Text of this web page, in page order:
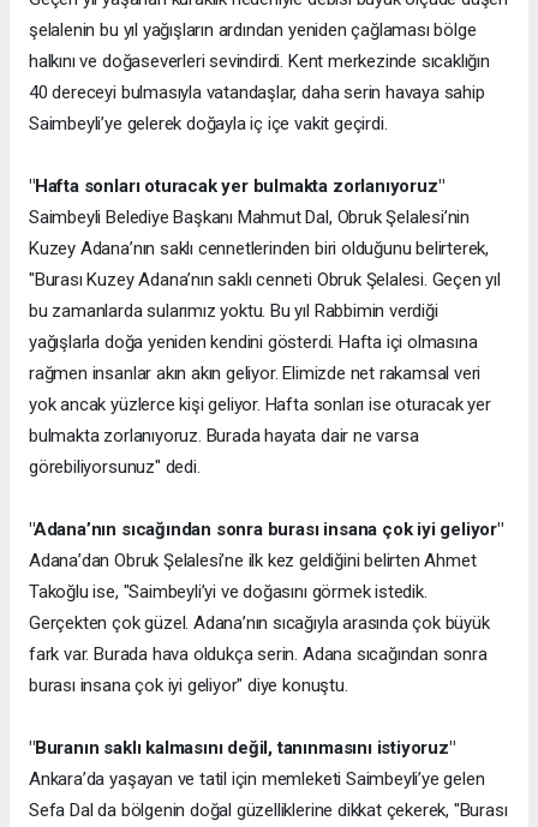
şelalenin bu yıl yağışların ardından yeniden çağlaması bölge
halkını ve doğaseverleri sevindirdi. Kent merkezinde sıcaklığın
40 dereceyi bulmasıyla vatandaşlar, daha serin havaya sahip
Saimbeyli’ye gelerek doğayla iç içe vakit geçirdi.
"Hafta sonları oturacak yer bulmakta zorlanıyoruz"
Saimbeyli Belediye Başkanı Mahmut Dal, Obruk Şelalesi’nin
Kuzey Adana’nın saklı cennetlerinden biri olduğunu belirterek,
"Burası Kuzey Adana’nın saklı cenneti Obruk Şelalesi. Geçen yıl
bu zamanlarda sularımız yoktu. Bu yıl Rabbimin verdiği
yağışlarla doğa yeniden kendini gösterdi. Hafta içi olmasına
rağmen insanlar akın akın geliyor. Elimizde net rakamsal veri
yok ancak yüzlerce kişi geliyor. Hafta sonları ise oturacak yer
bulmakta zorlanıyoruz. Burada hayata dair ne varsa
görebiliyorsunuz" dedi.
"Adana’nın sıcağından sonra burası insana çok iyi geliyor"
Adana’dan Obruk Şelalesi’ne ilk kez geldiğini belirten Ahmet
Takoğlu ise, "Saimbeyli’yi ve doğasını görmek istedik.
Gerçekten çok güzel. Adana’nın sıcağıyla arasında çok büyük
fark var. Burada hava oldukça serin. Adana sıcağından sonra
burası insana çok iyi geliyor" diye konuştu.
"Buranın saklı kalmasını değil, tanınmasını istiyoruz"
Ankara’da yaşayan ve tatil için memleketi Saimbeyli’ye gelen
Sefa Dal da bölgenin doğal güzelliklerine dikkat çekerek, "Burası